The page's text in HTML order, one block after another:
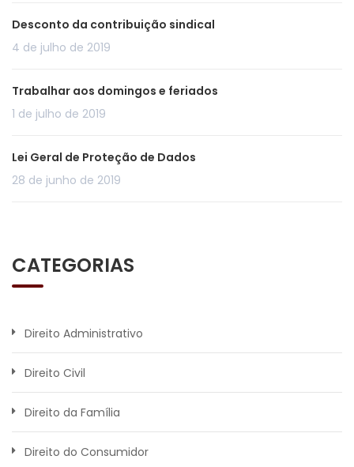
Desconto da contribuição sindical
4 de julho de 2019
Trabalhar aos domingos e feriados
1 de julho de 2019
Lei Geral de Proteção de Dados
28 de junho de 2019
CATEGORIAS
Direito Administrativo
Direito Civil
Direito da Família
Direito do Consumidor